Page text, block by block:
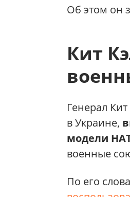
Об этом он
Кит
Генерал
в Украине,
модели
военные
По его